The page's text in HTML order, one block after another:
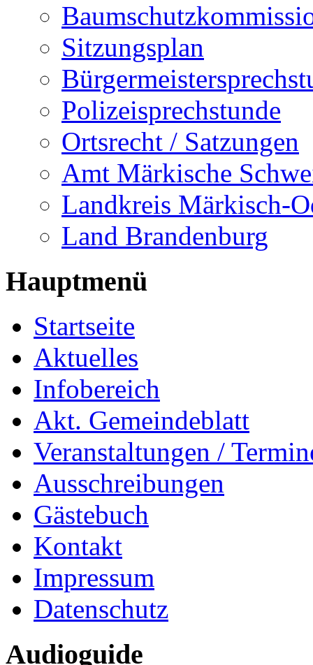
Sitzungsplan
Polizeisprechstunde
Ortsrecht / Satzungen
Amt Märkische
Landkreis Märkisch-
Land Brandenburg
Hauptmenü
Startseite
Aktuelles
Infobereich
Akt. Gemeindeblatt
Veranstaltungen /
Ausschreibungen
Gästebuch
Kontakt
Impressum
Datenschutz
Audioguide